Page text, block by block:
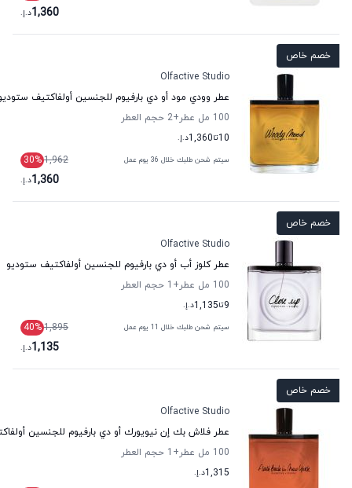
1,360د.إ.
خصم خاص
Olfactive Studio
عطر وودي مود أو دي بارفيوم للجنسين أولفاكتيف
100 مل عطر
+2
حجم العطر
10تا1,360د.إ.
سيتم شحن طلبك خلال 36 يوم عمل 1,962
30%
1,360د.إ.
خصم خاص
Olfactive Studio
عطر كلوز أب أو دي بارفيوم للجنسين أولفاكتيف ستوديو
100 مل عطر
+1
حجم العطر
9تا1,135د.إ.
سيتم شحن طلبك خلال 11 يوم عمل 1,895
40%
1,135د.إ.
خصم خاص
Olfactive Studio
عطر فلاش بك إن نيويورك أو دي بارفيوم للجنسين
100 مل عطر
+1
حجم العطر
1,315د.إ.